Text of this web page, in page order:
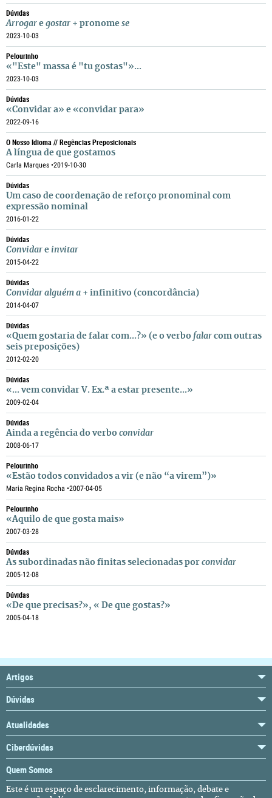
Dúvidas
Arrogar e gostar + pronome se
2023-10-03
Pelourinho
«"Este" massa é "tu gostas"»...
2023-10-03
Dúvidas
«Convidar a» e «convidar para»
2022-09-16
O Nosso Idioma // Regências Preposicionais
A língua de que gostamos
Carla Marques •2019-10-30
Dúvidas
Um caso de coordenação de reforço pronominal com
expressão nominal
2016-01-22
Dúvidas
Convidar e invitar
2015-04-22
Dúvidas
Convidar alguém a + infinitivo (concordância)
2014-04-07
Dúvidas
«Quem gostaria de falar com...?» (e o verbo falar com outras
seis preposições)
2012-02-20
Dúvidas
«... vem convidar V. Ex.ª a estar presente...»
2009-02-04
Dúvidas
Ainda a regência do verbo convidar
2008-06-17
Pelourinho
«Estão todos convidados a vir (e não “a virem”)»
Maria Regina Rocha •2007-04-05
Pelourinho
«Aquilo de que gosta mais»
2007-03-28
Dúvidas
As subordinadas não finitas selecionadas por convidar
2005-12-08
Dúvidas
«De que precisas?», « De que gostas?»
2005-04-18
Artigos
Dúvidas
Atualidades
Ciberdúvidas
Quem Somos
Este é um espaço de esclarecimento, informação, debate e